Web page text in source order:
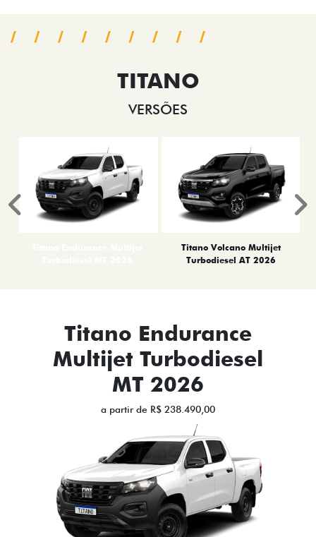
TITANO
VERSÕES
Titano Volcano Multijet
Turbodiesel AT 2026
Anterior
Titano Endurance
Multijet Turbodiesel
MT 2026
a partir de R$ 238.490,00